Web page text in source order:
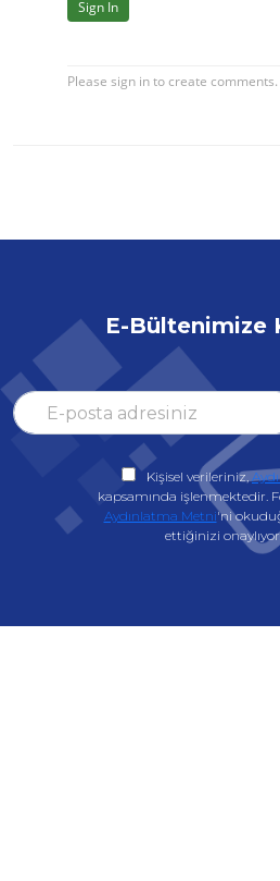
E-Bültenimize
Kişisel verileriniz,
kapsamında işlenmektedir.
Aydınlatma Metni'ni
ettiğinizi